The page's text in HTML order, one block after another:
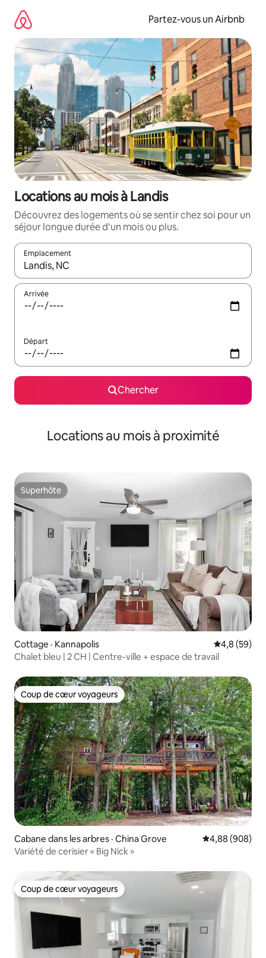
directement
contenu
Partez-vous un Airbnb
Locations au mois à Landis
Découvrez des logements où se sentir chez soi pour un
séjour longue durée d’un mois ou plus.
Emplacement
Quand les résultats sont affichés, parcourez-les en utilisant
Arrivée
Départ
Chercher
Locations au mois à proximité
Superhôte
Superhôte
Cottage · Kannapolis Note
4,8 (59)
Chalet bleu | 2 CH | Centre-ville + espace de travail
Coup de cœur voyageurs
Coup de cœur voyageurs
Cabane dans les arbres · China Grove Note
4,88 (908)
Variété de cerisier « Big Nick »
Coup de cœur voyageurs
Coup de cœur voyageurs